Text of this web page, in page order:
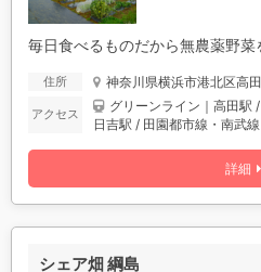
詳細
毎日食べるものだから無農薬野菜
住所 神奈川県横浜市港北区高
アクセス グリーンライン｜高田駅
日吉駅 / 田園都市線・南武
シェア畑 綱島